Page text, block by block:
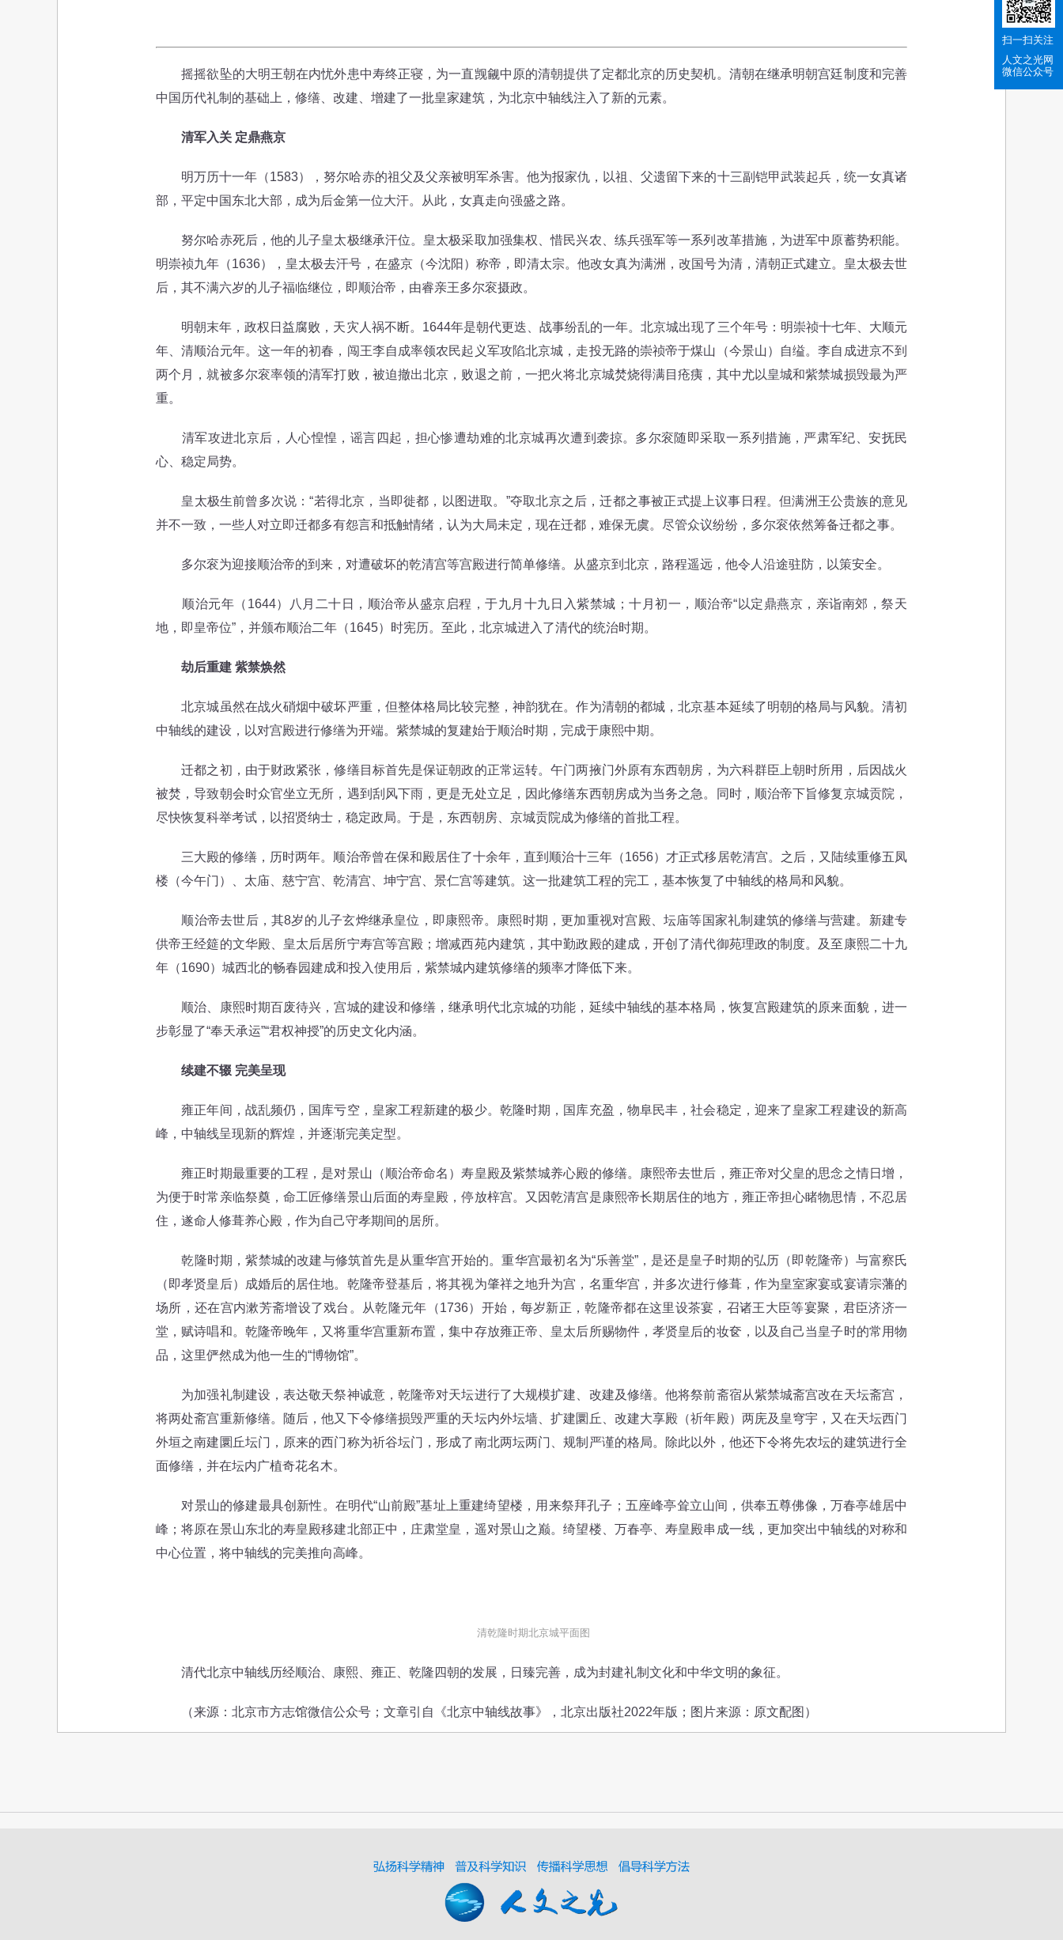
摇摇欲坠的大明王朝在内忧外患中寿终正寝，为一直觊觎中原的清朝提供了定都北京的历史契机。清朝在继承明朝宫廷制度和完善
中国历代礼制的基础上，修缮、改建、增建了一批皇家建筑，为北京中轴线注入了新的元素。
清军入关 定鼎燕京
明万历十一年（1583），努尔哈赤的祖父及父亲被明军杀害。他为报家仇，以祖、父遗留下来的十三副铠甲武装起兵，统一女真诸
部，平定中国东北大部，成为后金第一位大汗。从此，女真走向强盛之路。
努尔哈赤死后，他的儿子皇太极继承汗位。皇太极采取加强集权、惜民兴农、练兵强军等一系列改革措施，为进军中原蓄势积能。
明崇祯九年（1636），皇太极去汗号，在盛京（今沈阳）称帝，即清太宗。他改女真为满洲，改国号为清，清朝正式建立。皇太极去世
后，其不满六岁的儿子福临继位，即顺治帝，由睿亲王多尔衮摄政。
明朝末年，政权日益腐败，天灾人祸不断。1644年是朝代更迭、战事纷乱的一年。北京城出现了三个年号：明崇祯十七年、大顺元
年、清顺治元年。这一年的初春，闯王李自成率领农民起义军攻陷北京城，走投无路的崇祯帝于煤山（今景山）自缢。李自成进京不到
两个月，就被多尔衮率领的清军打败，被迫撤出北京，败退之前，一把火将北京城焚烧得满目疮痍，其中尤以皇城和紫禁城损毁最为严
重。
清军攻进北京后，人心惶惶，谣言四起，担心惨遭劫难的北京城再次遭到袭掠。多尔衮随即采取一系列措施，严肃军纪、安抚民
心、稳定局势。
皇太极生前曾多次说：“若得北京，当即徙都，以图进取。”夺取北京之后，迁都之事被正式提上议事日程。但满洲王公贵族的意见
并不一致，一些人对立即迁都多有怨言和抵触情绪，认为大局未定，现在迁都，难保无虞。尽管众议纷纷，多尔衮依然筹备迁都之事。
多尔衮为迎接顺治帝的到来，对遭破坏的乾清宫等宫殿进行简单修缮。从盛京到北京，路程遥远，他令人沿途驻防，以策安全。
顺治元年（1644）八月二十日，顺治帝从盛京启程，于九月十九日入紫禁城；十月初一，顺治帝“以定鼎燕京，亲诣南郊，祭天
地，即皇帝位”，并颁布顺治二年（1645）时宪历。至此，北京城进入了清代的统治时期。
劫后重建 紫禁焕然
北京城虽然在战火硝烟中破坏严重，但整体格局比较完整，神韵犹在。作为清朝的都城，北京基本延续了明朝的格局与风貌。清初
中轴线的建设，以对宫殿进行修缮为开端。紫禁城的复建始于顺治时期，完成于康熙中期。
迁都之初，由于财政紧张，修缮目标首先是保证朝政的正常运转。午门两掖门外原有东西朝房，为六科群臣上朝时所用，后因战火
被焚，导致朝会时众官坐立无所，遇到刮风下雨，更是无处立足，因此修缮东西朝房成为当务之急。同时，顺治帝下旨修复京城贡院，
尽快恢复科举考试，以招贤纳士，稳定政局。于是，东西朝房、京城贡院成为修缮的首批工程。
三大殿的修缮，历时两年。顺治帝曾在保和殿居住了十余年，直到顺治十三年（1656）才正式移居乾清宫。之后，又陆续重修五凤
楼（今午门）、太庙、慈宁宫、乾清宫、坤宁宫、景仁宫等建筑。这一批建筑工程的完工，基本恢复了中轴线的格局和风貌。
顺治帝去世后，其8岁的儿子玄烨继承皇位，即康熙帝。康熙时期，更加重视对宫殿、坛庙等国家礼制建筑的修缮与营建。新建专
供帝王经筵的文华殿、皇太后居所宁寿宫等宫殿；增减西苑内建筑，其中勤政殿的建成，开创了清代御苑理政的制度。及至康熙二十九
年（1690）城西北的畅春园建成和投入使用后，紫禁城内建筑修缮的频率才降低下来。
顺治、康熙时期百废待兴，宫城的建设和修缮，继承明代北京城的功能，延续中轴线的基本格局，恢复宫殿建筑的原来面貌，进一
步彰显了“奉天承运”“君权神授”的历史文化内涵。
续建不辍 完美呈现
雍正年间，战乱频仍，国库亏空，皇家工程新建的极少。乾隆时期，国库充盈，物阜民丰，社会稳定，迎来了皇家工程建设的新高
峰，中轴线呈现新的辉煌，并逐渐完美定型。
雍正时期最重要的工程，是对景山（顺治帝命名）寿皇殿及紫禁城养心殿的修缮。康熙帝去世后，雍正帝对父皇的思念之情日增，
为便于时常亲临祭奠，命工匠修缮景山后面的寿皇殿，停放梓宫。又因乾清宫是康熙帝长期居住的地方，雍正帝担心睹物思情，不忍居
住，遂命人修葺养心殿，作为自己守孝期间的居所。
乾隆时期，紫禁城的改建与修筑首先是从重华宫开始的。重华宫最初名为“乐善堂”，是还是皇子时期的弘历（即乾隆帝）与富察氏
（即孝贤皇后）成婚后的居住地。乾隆帝登基后，将其视为肇祥之地升为宫，名重华宫，并多次进行修葺，作为皇室家宴或宴请宗藩的
场所，还在宫内漱芳斋增设了戏台。从乾隆元年（1736）开始，每岁新正，乾隆帝都在这里设茶宴，召诸王大臣等宴聚，君臣济济一
堂，赋诗唱和。乾隆帝晚年，又将重华宫重新布置，集中存放雍正帝、皇太后所赐物件，孝贤皇后的妆奁，以及自己当皇子时的常用物
品，这里俨然成为他一生的“博物馆”。
为加强礼制建设，表达敬天祭神诚意，乾隆帝对天坛进行了大规模扩建、改建及修缮。他将祭前斋宿从紫禁城斋宫改在天坛斋宫，
将两处斋宫重新修缮。随后，他又下令修缮损毁严重的天坛内外坛墙、扩建圜丘、改建大享殿（祈年殿）两庑及皇穹宇，又在天坛西门
外垣之南建圜丘坛门，原来的西门称为祈谷坛门，形成了南北两坛两门、规制严谨的格局。除此以外，他还下令将先农坛的建筑进行全
面修缮，并在坛内广植奇花名木。
对景山的修建最具创新性。在明代“山前殿”基址上重建绮望楼，用来祭拜孔子；五座峰亭耸立山间，供奉五尊佛像，万春亭雄居中
峰；将原在景山东北的寿皇殿移建北部正中，庄肃堂皇，遥对景山之巅。绮望楼、万春亭、寿皇殿串成一线，更加突出中轴线的对称和
中心位置，将中轴线的完美推向高峰。
清乾隆时期北京城平面图
清代北京中轴线历经顺治、康熙、雍正、乾隆四朝的发展，日臻完善，成为封建礼制文化和中华文明的象征。
（来源：北京市方志馆微信公众号；文章引自《北京中轴线故事》，北京出版社2022年版；图片来源：原文配图）
扫一扫关注
人文之光网
微信公众号